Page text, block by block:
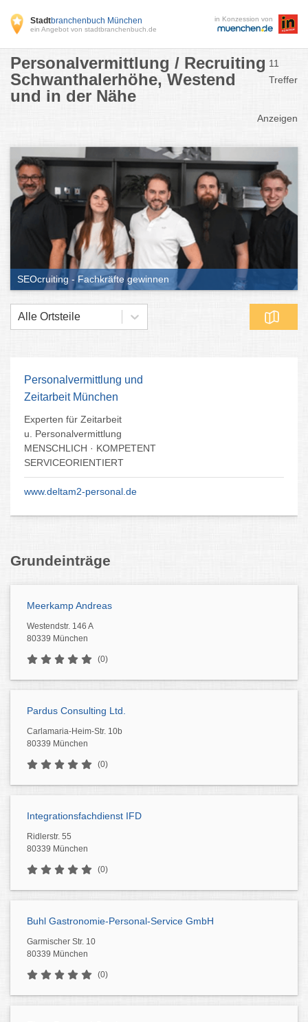
Stadtbranchenbuch München
ein Angebot von stadtbranchenbuch.de
in Konzession von
Personalvermittlung / Recruiting
Schwanthalerhöhe, Westend
und in der Nähe
11
Treffer
Anzeigen
SEOcruiting - Fachkräfte gewinnen
Alle Ortsteile
Personalvermittlung und
Zeitarbeit München
Experten für Zeitarbeit
u. Personalvermittlung
MENSCHLICH · KOMPETENT
SERVICEORIENTIERT
www.deltam2-personal.de
Grundeinträge
Meerkamp Andreas
Westendstr. 146 A
80339 München
(0)
Pardus Consulting Ltd.
Carlamaria-Heim-Str. 10b
80339 München
(0)
Integrationsfachdienst IFD
Ridlerstr. 55
80339 München
(0)
Buhl Gastronomie-Personal-Service GmbH
Garmischer Str. 10
80339 München
(0)